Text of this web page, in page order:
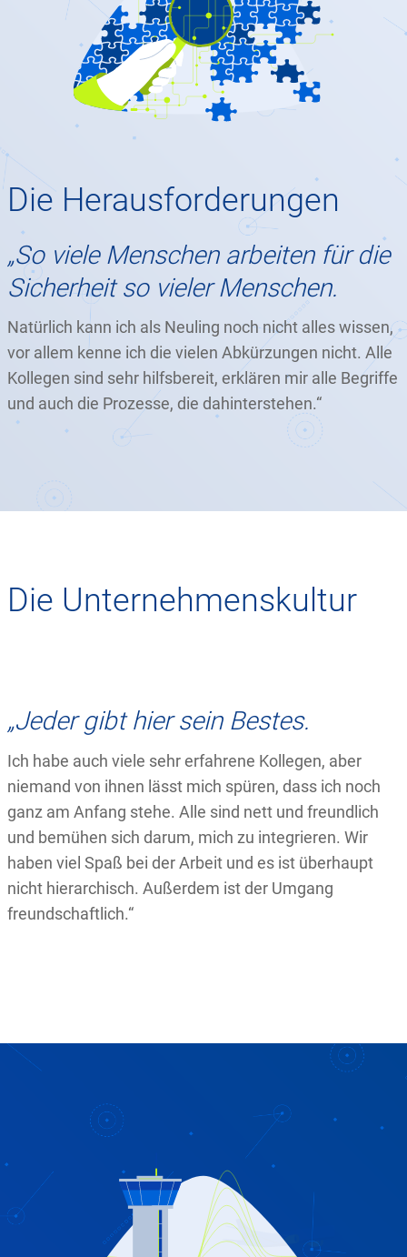
Die Herausforderungen
„So viele Menschen arbeiten für die
Sicherheit so vieler Menschen.
Natürlich kann ich als Neuling noch nicht alles wissen,
vor allem kenne ich die vielen Abkürzungen nicht. Alle
Kollegen sind sehr hilfsbereit, erklären mir alle Begriffe
und auch die Prozesse, die dahinterstehen.“
Die Unternehmenskultur
„Jeder gibt hier sein Bestes.
Ich habe auch viele sehr erfahrene Kollegen, aber
niemand von ihnen lässt mich spüren, dass ich noch
ganz am Anfang stehe. Alle sind nett und freundlich
und bemühen sich darum, mich zu integrieren. Wir
haben viel Spaß bei der Arbeit und es ist überhaupt
nicht hierarchisch. Außerdem ist der Umgang
freundschaftlich.“